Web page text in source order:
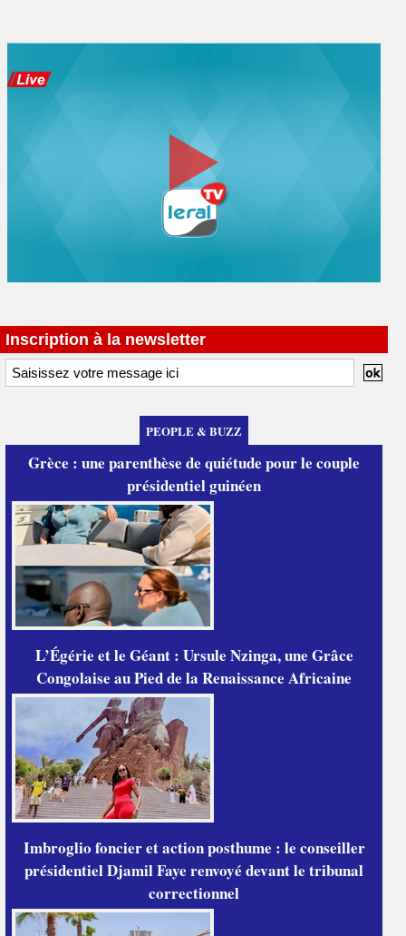
Inscription à la newsletter
PEOPLE & BUZZ
Grèce : une parenthèse de quiétude pour le couple
présidentiel guinéen
L’Égérie et le Géant : Ursule Nzinga, une Grâce
Congolaise au Pied de la Renaissance Africaine
Imbroglio foncier et action posthume : le conseiller
présidentiel Djamil Faye renvoyé devant le tribunal
correctionnel